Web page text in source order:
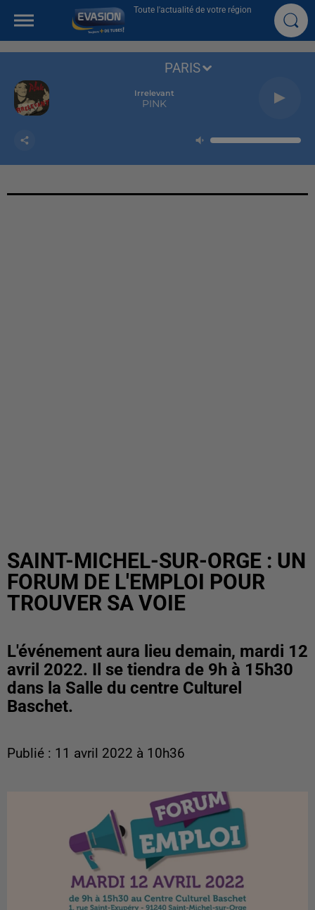
Toute l'actualité de votre région
Irrelevant
PINK
PARIS
SAINT-MICHEL-SUR-ORGE : UN
FORUM DE L'EMPLOI POUR
TROUVER SA VOIE
L'événement aura lieu demain, mardi 12
avril 2022. Il se tiendra de 9h à 15h30
dans la Salle du centre Culturel
Baschet.
Publié : 11 avril 2022 à 10h36